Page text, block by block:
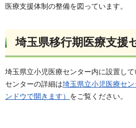
医療支援体制の整備を図っています。
埼玉県移行期医療支援
埼玉県立小児医療センター内に設置して
センターの詳細は埼玉県立小児医療セ
ンドウで開きます） をご覧ください。